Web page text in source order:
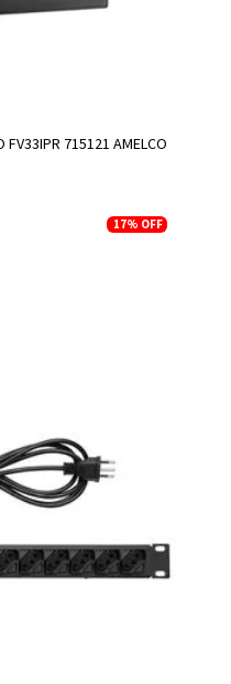
FV33IPR 715121 AMELCO
17% OFF